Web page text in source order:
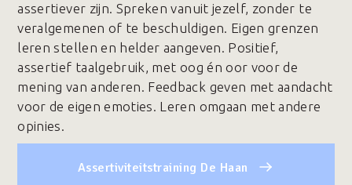
assertiever zijn. Spreken vanuit jezelf, zonder te
veralgemenen of te beschuldigen. Eigen grenzen
leren stellen en helder aangeven. Positief,
assertief taalgebruik, met oog én oor voor de
mening van anderen. Feedback geven met aandacht
voor de eigen emoties. Leren omgaan met andere
opinies.
Assertiviteitstraining De Haan